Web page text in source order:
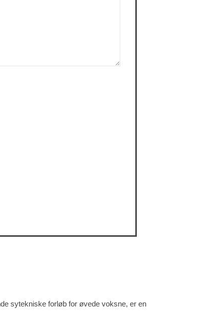
sytekniske forløb for øvede voksne, er en